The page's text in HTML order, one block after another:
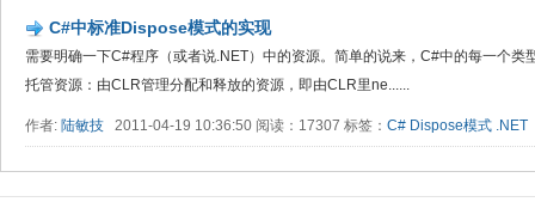
C#中标准Dispose模式的实现
需要明确一下C#程序（或者说.NET）中的资源。简单的说来，C#中的每一个类
托管资源：由CLR管理分配和释放的资源，即由CLR里ne......
作者: 陆敏技 2011-04-19 10:36:50 阅读：17307 标签： C# Dispose模式 .NET